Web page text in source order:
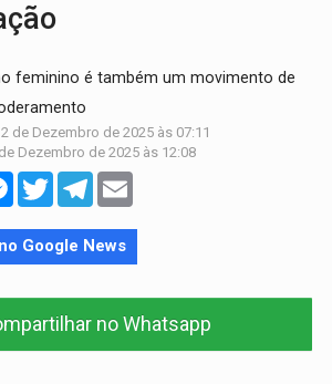
feminino é também um movimento de
de Dezembro de 2025 às 07:11
Dezembro de 2025 às 12:08
Messenger
TwitterTelegram
Google News
no Whatsapp